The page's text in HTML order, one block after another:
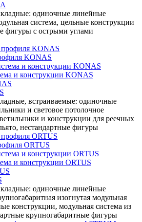
одиночные линейные
система, цельные конструкции
фигуры с острыми углами
KONAS
и конструкции KONAS
встраиваемые: одиночные
и световое потолочное
и конструкции для реечных
нестандартные фигуры
ORTUS
и конструкции ORTUS
одиночные линейные
изогнутая модульная
конструкции, модульная система из
крупногабаритные фигуры